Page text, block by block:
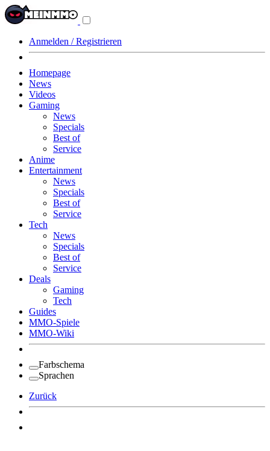
Anmelden / Registrieren
Homepage
News
Videos
Gaming
News
Specials
Best of
Service
Anime
Entertainment
News
Specials
Best of
Service
Tech
News
Specials
Best of
Service
Deals
Gaming
Tech
Guides
MMO-Spiele
MMO-Wiki
Farbschema
Sprachen
Zurück